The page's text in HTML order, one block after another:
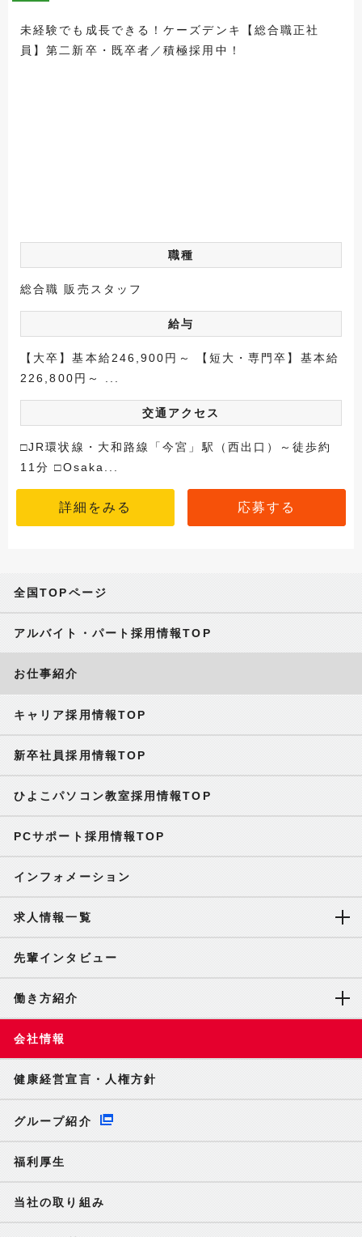
未経験でも成長できる！ケーズデンキ【総合職正社
員】第二新卒・既卒者／積極採用中！
職種
総合職 販売スタッフ
給与
【大卒】基本給246,900円～ 【短大・専門卒】基本給
226,800円～ ...
交通アクセス
□JR環状線・大和路線「今宮」駅（西出口）～徒歩約
11分 □Osaka...
詳細をみる 応募する
全国TOPページ
アルバイト・パート採用情報TOP
お仕事紹介
キャリア採用情報TOP
新卒社員採用情報TOP
ひよこパソコン教室採用情報TOP
PCサポート採用情報TOP
インフォメーション
求人情報一覧
先輩インタビュー
働き方紹介
会社情報
健康経営宣言・人権方針
グループ紹介
福利厚生
当社の取り組み